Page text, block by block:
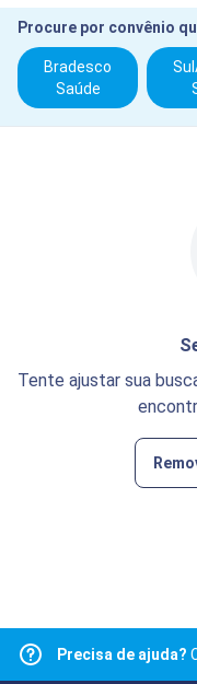
Procure por convênio
Bradesco
Saúde
Tente ajustar sua
Precisa de ajuda?